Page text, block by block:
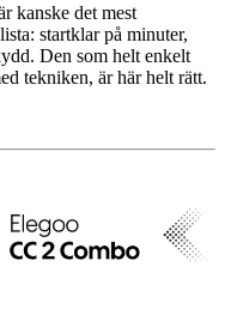
kanske det mest
startklar på minuter,
Den som helt enkelt
tekniken, är här helt rätt.